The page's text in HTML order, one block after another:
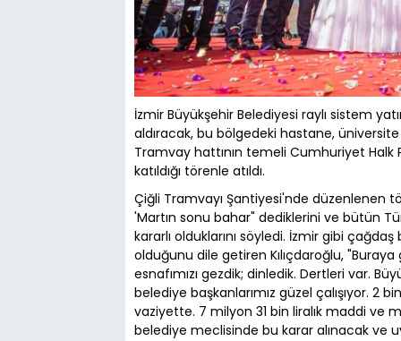
İzmir Büyükşehir Belediyesi raylı sistem
aldıracak, bu bölgedeki hastane, üniversite
Tramvay hattının temeli Cumhuriyet Halk
katıldığı törenle atıldı.
Çiğli Tramvayı Şantiyesi'nde düzenlenen
'Martın sonu bahar" dediklerini ve bütün
kararlı olduklarını söyledi. İzmir gibi
olduğunu dile getiren Kılıçdaroğlu,
esnafımızı gezdik; dinledik. Dertleri var.
belediye başkanlarımız güzel çalışıyor. 2
vaziyette. 7 milyon 31 bin liralık maddi ve
belediye meclisinde bu karar alınacak ve